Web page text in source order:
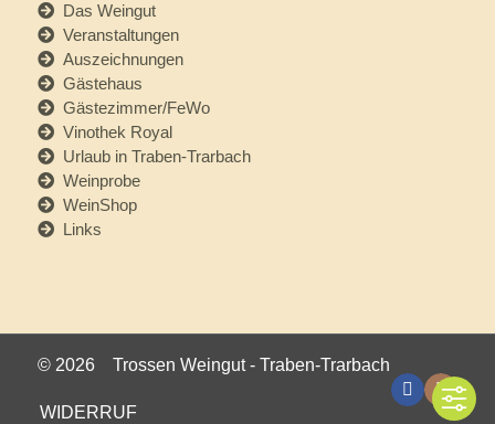
Das Weingut
Veranstaltungen
Auszeichnungen
Gästehaus
Gästezimmer/FeWo
Vinothek Royal
Urlaub in Traben-Trarbach
Weinprobe
WeinShop
Links
© 2026 Trossen Weingut - Traben-Trarbach
WIDERRUF